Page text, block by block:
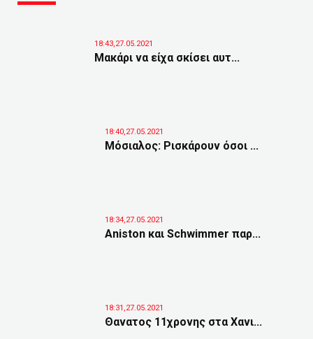
18:43,27.05.2021
Μακάρι να είχα σκίσει αυτ...
18:40,27.05.2021
Μόσιαλος: Ρισκάρουν όσοι ...
18:34,27.05.2021
Aniston και Schwimmer παρ...
18:31,27.05.2021
Θανατος 11χρονης στα Χανι...